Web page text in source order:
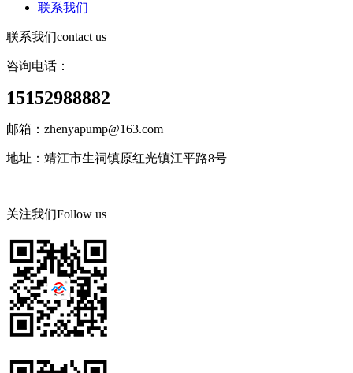
联系我们
联系我们contact us
咨询电话：
15152988882
邮箱：zhenyapump@163.com
地址：靖江市生祠镇原红光镇江平路8号
关注我们Follow us